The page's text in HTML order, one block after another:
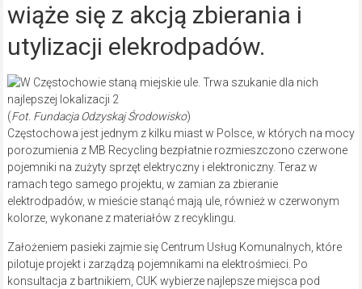
wiąże się z akcją zbierania i
utylizacji elekrodpadów.
(Fot. Fundacja Odzyskaj Środowisko)
Częstochowa jest jednym z kilku miast w Polsce, w których na mocy
porozumienia z MB Recycling bezpłatnie rozmieszczono czerwone
pojemniki na zużyty sprzęt elektryczny i elektroniczny. Teraz w
ramach tego samego projektu, w zamian za zbieranie
elektrodpadów, w mieście stanąć mają ule, również w czerwonym
kolorze, wykonane z materiałów z recyklingu.
Założeniem pasieki zajmie się Centrum Usług Komunalnych, które
pilotuje projekt i zarządzą pojemnikami na elektrośmieci. Po
konsultacja z bartnikiem, CUK wybierze najlepsze miejsca pod